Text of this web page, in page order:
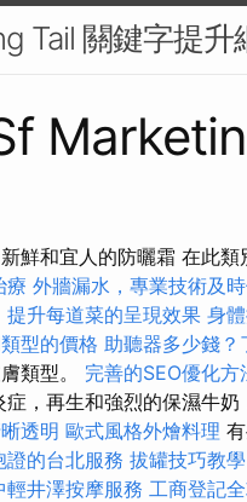
Tail 關鍵字提升
鮮和宜人的防曬霜 在此
療 外牆漏水，專業技術及
提升每道菜的呈現效果 身
型的價格 助聽器多少錢
類型。 完善的SEO優化方
症，再生和強烈的保濕牛
透明 歐式風格外燴料理
證的台北服務 拔罐技巧教學
輕井澤按摩服務 工商登記